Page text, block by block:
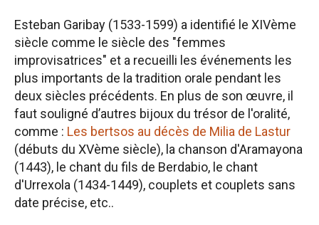
Esteban Garibay (1533-1599) a identifié le XIVème
siècle comme le siècle des "femmes
improvisatrices" et a recueilli les événements les
plus importants de la tradition orale pendant les
deux siècles précédents. En plus de son œuvre, il
faut souligné d’autres bijoux du trésor de l'oralité,
comme : Les bertsos au décès de Milia de Lastur
(débuts du XVème siècle), la chanson d'Aramayona
(1443), le chant du fils de Berdabio, le chant
d'Urrexola (1434-1449), couplets et couplets sans
date précise, etc..